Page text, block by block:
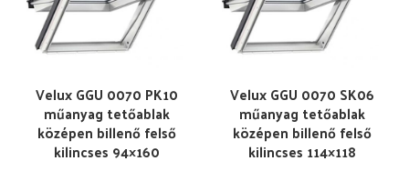
Velux GGU 0070 PK10
műanyag tetőablak
középen billenő felső
kilincses 94×160
Velux GGU 0070 SK06
műanyag tetőablak
középen billenő felső
kilincses 114×118